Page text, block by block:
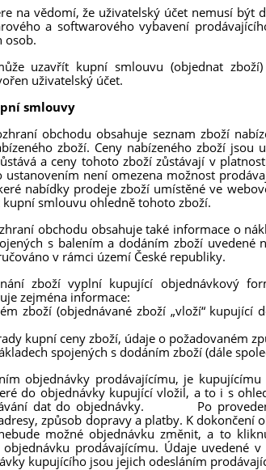
na vědomí, že uživatelský účet nemusí
a softwarového vybavení
osob.
uzavřít kupní smlouvu (objednat
uživatelský účet.
smlouvy
obchodu obsahuje seznam zboží
zboží. Ceny nabízeného zboží jsou
a ceny tohoto zboží zůstávají v
ustanovením není omezena možnost
nabídky prodeje zboží umístěné ve
smlouvu ohledně tohoto zboží.
obchodu obsahuje také informace o
s balením a dodáním zboží
v rámci území České republiky.
zboží vyplní kupující objednávkový
zejména informace:
zboží (objednávané zboží „vloží“
kupní ceny zboží, údaje o požadovaném
spojených s dodáním zboží (dále
objednávky prodávajícímu, je
do objednávky kupující vložil, a to i s
dat do objednávky. Po
způsob dopravy a platby. K
možné objednávku změnit, a to
prodávajícímu. Údaje uvedené
kupujícího jsou jejich odesláním